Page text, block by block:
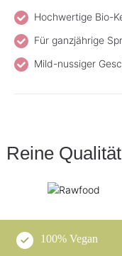
Hochwertige Bio-
Für ganzjährige
Mild-nussiger
Reine
100% Vegan